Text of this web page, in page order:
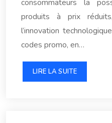
consommateurs la
produits à prix
l’innovation
codes promo, en…
LIRE LA SUITE